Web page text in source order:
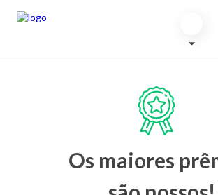
Os maiores